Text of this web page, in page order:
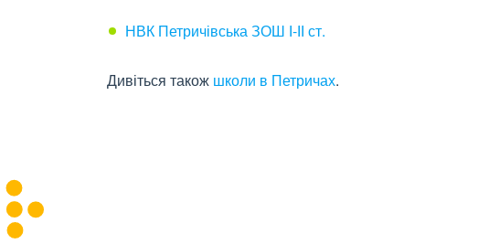
НВК Петричівська ЗОШ І-ІІ ст.
Дивіться також школи в Петричах.